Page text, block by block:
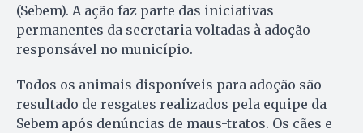
(Sebem). A ação faz parte das iniciativas
permanentes da secretaria voltadas à adoção
responsável no município.
Todos os animais disponíveis para adoção são
resultado de resgates realizados pela equipe da
Sebem após denúncias de maus-tratos. Os cães e